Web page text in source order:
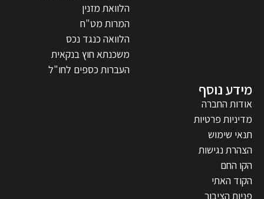
הלוואת מזנין
המרות מט"ח
הלוואה כנגד נכס
משכנתא חוץ בנקאית
העברות כספים לחו"ל
מידע נוסף
אודות החברה
מדיניות פרטיות
תנאי שימוש
הצהרת נגישות
הקו החם
הקוד האתי
פניות הציבור